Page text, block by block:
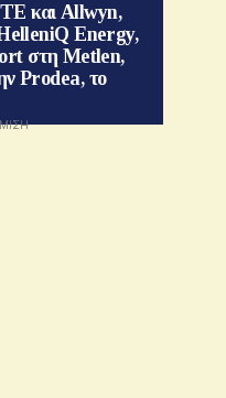
και Allwyn,
Energy,
στη Metlen,
Prodea, το